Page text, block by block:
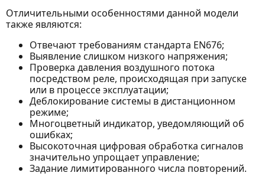
Отличительными особенностями данной модели
также являются:
Отвечают требованиям стандарта EN676;
Выявление слишком низкого напряжения;
Проверка давления воздушного потока
посредством реле, происходящая при запуске
или в процессе эксплуатации;
Деблокирование системы в дистанционном
режиме;
Многоцветный индикатор, уведомляющий об
ошибках;
Высокоточная цифровая обработка сигналов
значительно упрощает управление;
Задание лимитированного числа повторений.